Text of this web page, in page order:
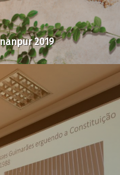
com Raquel Rolnik #7:
é preciso de água